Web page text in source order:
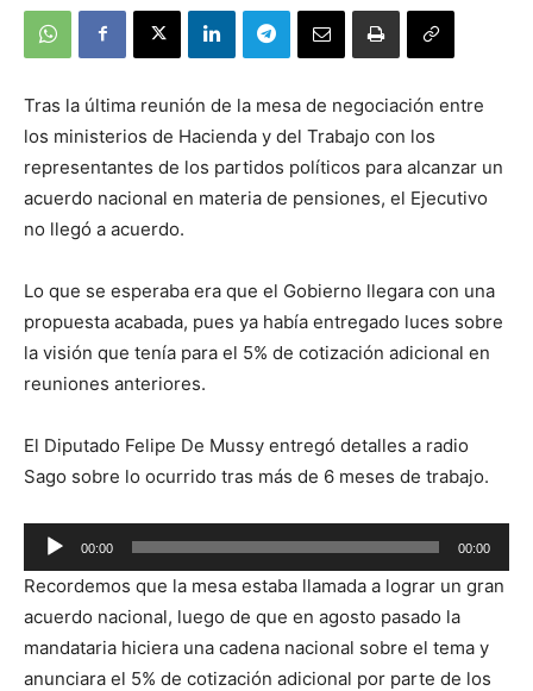
Tras la última reunión de la mesa de negociación entre
los ministerios de Hacienda y del Trabajo con los
representantes de los partidos políticos para alcanzar un
acuerdo nacional en materia de pensiones, el Ejecutivo
no llegó a acuerdo.
Lo que se esperaba era que el Gobierno llegara con una
propuesta acabada, pues ya había entregado luces sobre
la visión que tenía para el 5% de cotización adicional en
reuniones anteriores.
El Diputado Felipe De Mussy entregó detalles a radio
Sago sobre lo ocurrido tras más de 6 meses de trabajo.
Reproductor
de
audio
00:00 00:00
Recordemos que la mesa estaba llamada a lograr un gran
acuerdo nacional, luego de que en agosto pasado la
mandataria hiciera una cadena nacional sobre el tema y
anunciara el 5% de cotización adicional por parte de los